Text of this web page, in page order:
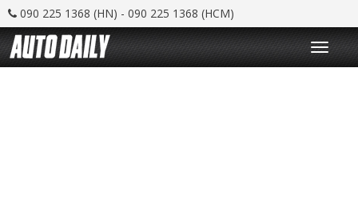
090 225 1368 (HN) - 090 225 1368 (HCM)
T
o
g